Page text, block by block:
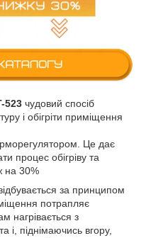
523 чудовий спосіб
і обігріти приміщення
Це дає
процес обігріву та
на 30%
за принципом
потрапляє
нагрівається з
і, піднімаючись вгору,